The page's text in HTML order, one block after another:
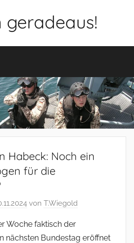
geradeaus!
Habeck: Noch ein
für die
von T.Wiegold
Woche faktisch der
nächsten Bundestag eröffnet